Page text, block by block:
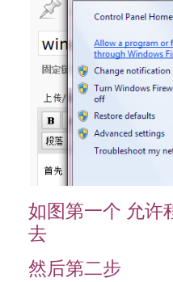
如图第一个 允许
去
然后第二步